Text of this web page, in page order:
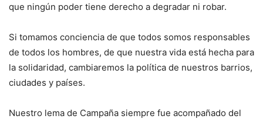
que ningún poder tiene derecho a degradar ni robar.
Si tomamos conciencia de que todos somos responsables
de todos los hombres, de que nuestra vida está hecha para
la solidaridad, cambiaremos la política de nuestros barrios,
ciudades y países.
Nuestro lema de Campaña siempre fue acompañado del